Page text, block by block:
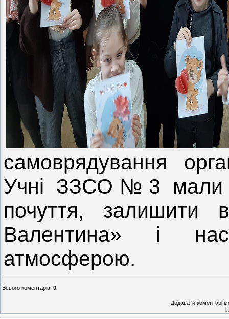
самоврядування
Учні ЗЗСО№3 мали
почуття, залишити
Валентина» і
атмосферою.
Всього коментарів: 0
Додавати коментарі
[